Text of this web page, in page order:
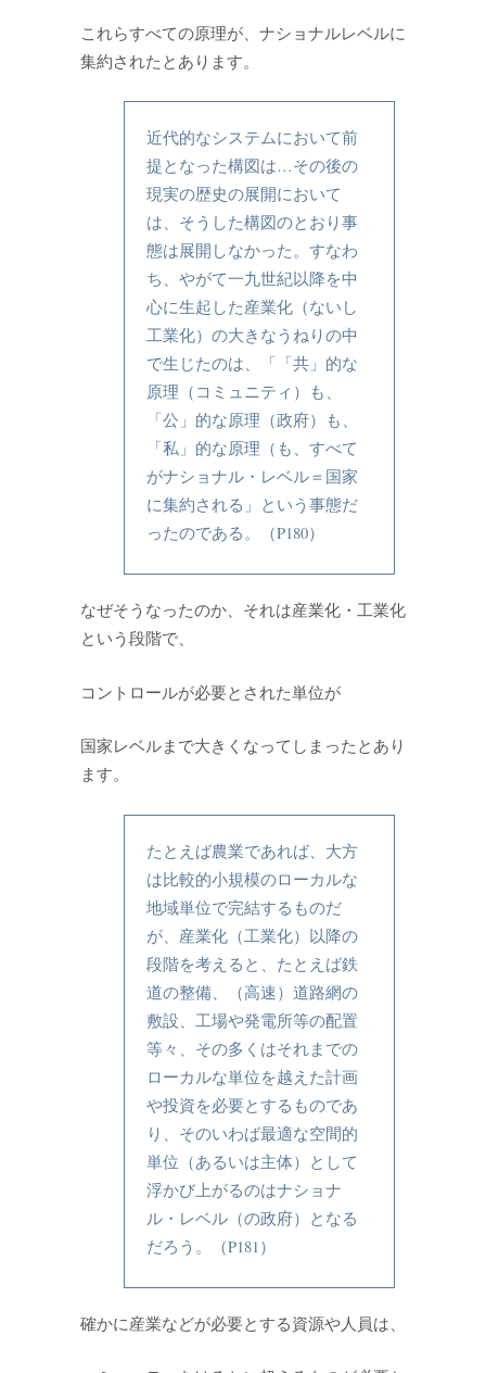
これらすべての原理が、ナショナルレベルに
集約されたとあります。
近代的なシステムにおいて前
提となった構図は…その後の
現実の歴史の展開において
は、そうした構図のとおり事
態は展開しなかった。すなわ
ち、やがて一九世紀以降を中
心に生起した産業化（ないし
工業化）の大きなうねりの中
で生じたのは、「「共」的な
原理（コミュニティ）も、
「公」的な原理（政府）も、
「私」的な原理（も、すべて
がナショナル・レベル＝国家
に集約される」という事態だ
ったのである。（P180）
なぜそうなったのか、それは産業化・工業化
という段階で、
コントロールが必要とされた単位が
国家レベルまで大きくなってしまったとあり
ます。
たとえば農業であれば、大方
は比較的小規模のローカルな
地域単位で完結するものだ
が、産業化（工業化）以降の
段階を考えると、たとえば鉄
道の整備、（高速）道路網の
敷設、工場や発電所等の配置
等々、その多くはそれまでの
ローカルな単位を越えた計画
や投資を必要とするものであ
り、そのいわば最適な空間的
単位（あるいは主体）として
浮かび上がるのはナショナ
ル・レベル（の政府）となる
だろう。（P181）
確かに産業などが必要とする資源や人員は、